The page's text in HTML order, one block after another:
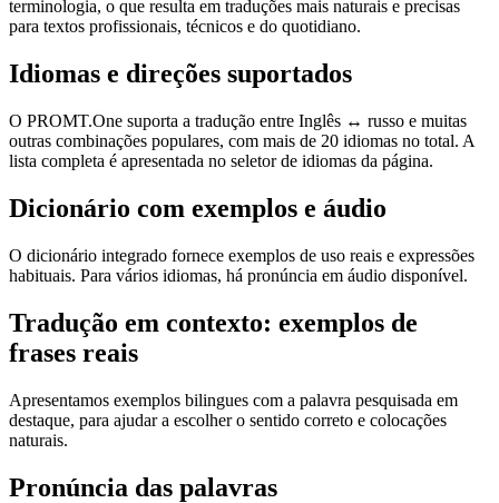
terminologia, o que resulta em traduções mais naturais e precisas
para textos profissionais, técnicos e do quotidiano.
Idiomas e direções suportados
O PROMT.One suporta a tradução entre Inglês ↔ russo e muitas
outras combinações populares, com mais de 20 idiomas no total. A
lista completa é apresentada no seletor de idiomas da página.
Dicionário com exemplos e áudio
O dicionário integrado fornece exemplos de uso reais e expressões
habituais. Para vários idiomas, há pronúncia em áudio disponível.
Tradução em contexto: exemplos de
frases reais
Apresentamos exemplos bilingues com a palavra pesquisada em
destaque, para ajudar a escolher o sentido correto e colocações
naturais.
Pronúncia das palavras